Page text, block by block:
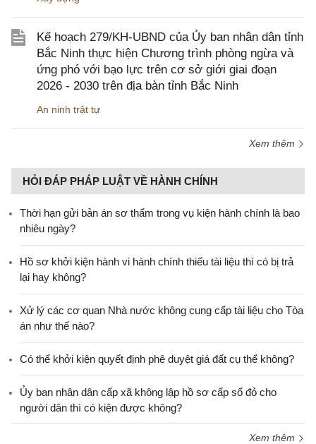
Kế hoạch 279/KH-UBND của Ủy ban nhân dân tỉnh
Bắc Ninh thực hiện Chương trình phòng ngừa và
ứng phó với bạo lực trên cơ sở giới giai đoạn
2026 - 2030 trên địa bàn tỉnh Bắc Ninh
An ninh trật tự
Xem thêm
HỎI ĐÁP PHÁP LUẬT VỀ HÀNH CHÍNH
Thời hạn gửi bản án sơ thẩm trong vụ kiện hành chính là bao
nhiêu ngày?
Hồ sơ khởi kiện hành vi hành chính thiếu tài liệu thì có bị trả
lại hay không?
Xử lý các cơ quan Nhà nước không cung cấp tài liệu cho Tòa
án như thế nào?
Có thể khởi kiện quyết định phê duyệt giá đất cụ thể không?
Ủy ban nhân dân cấp xã không lập hồ sơ cấp sổ đỏ cho
người dân thì có kiện được không?
Xem thêm